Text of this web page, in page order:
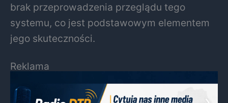
brak przeprowadzenia przeglądu tego
systemu, co jest podstawowym elementem
jego skuteczności.
Reklama